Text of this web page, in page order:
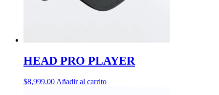
HEAD PRO PLAYER
$8,999.00 Añadir al carrito